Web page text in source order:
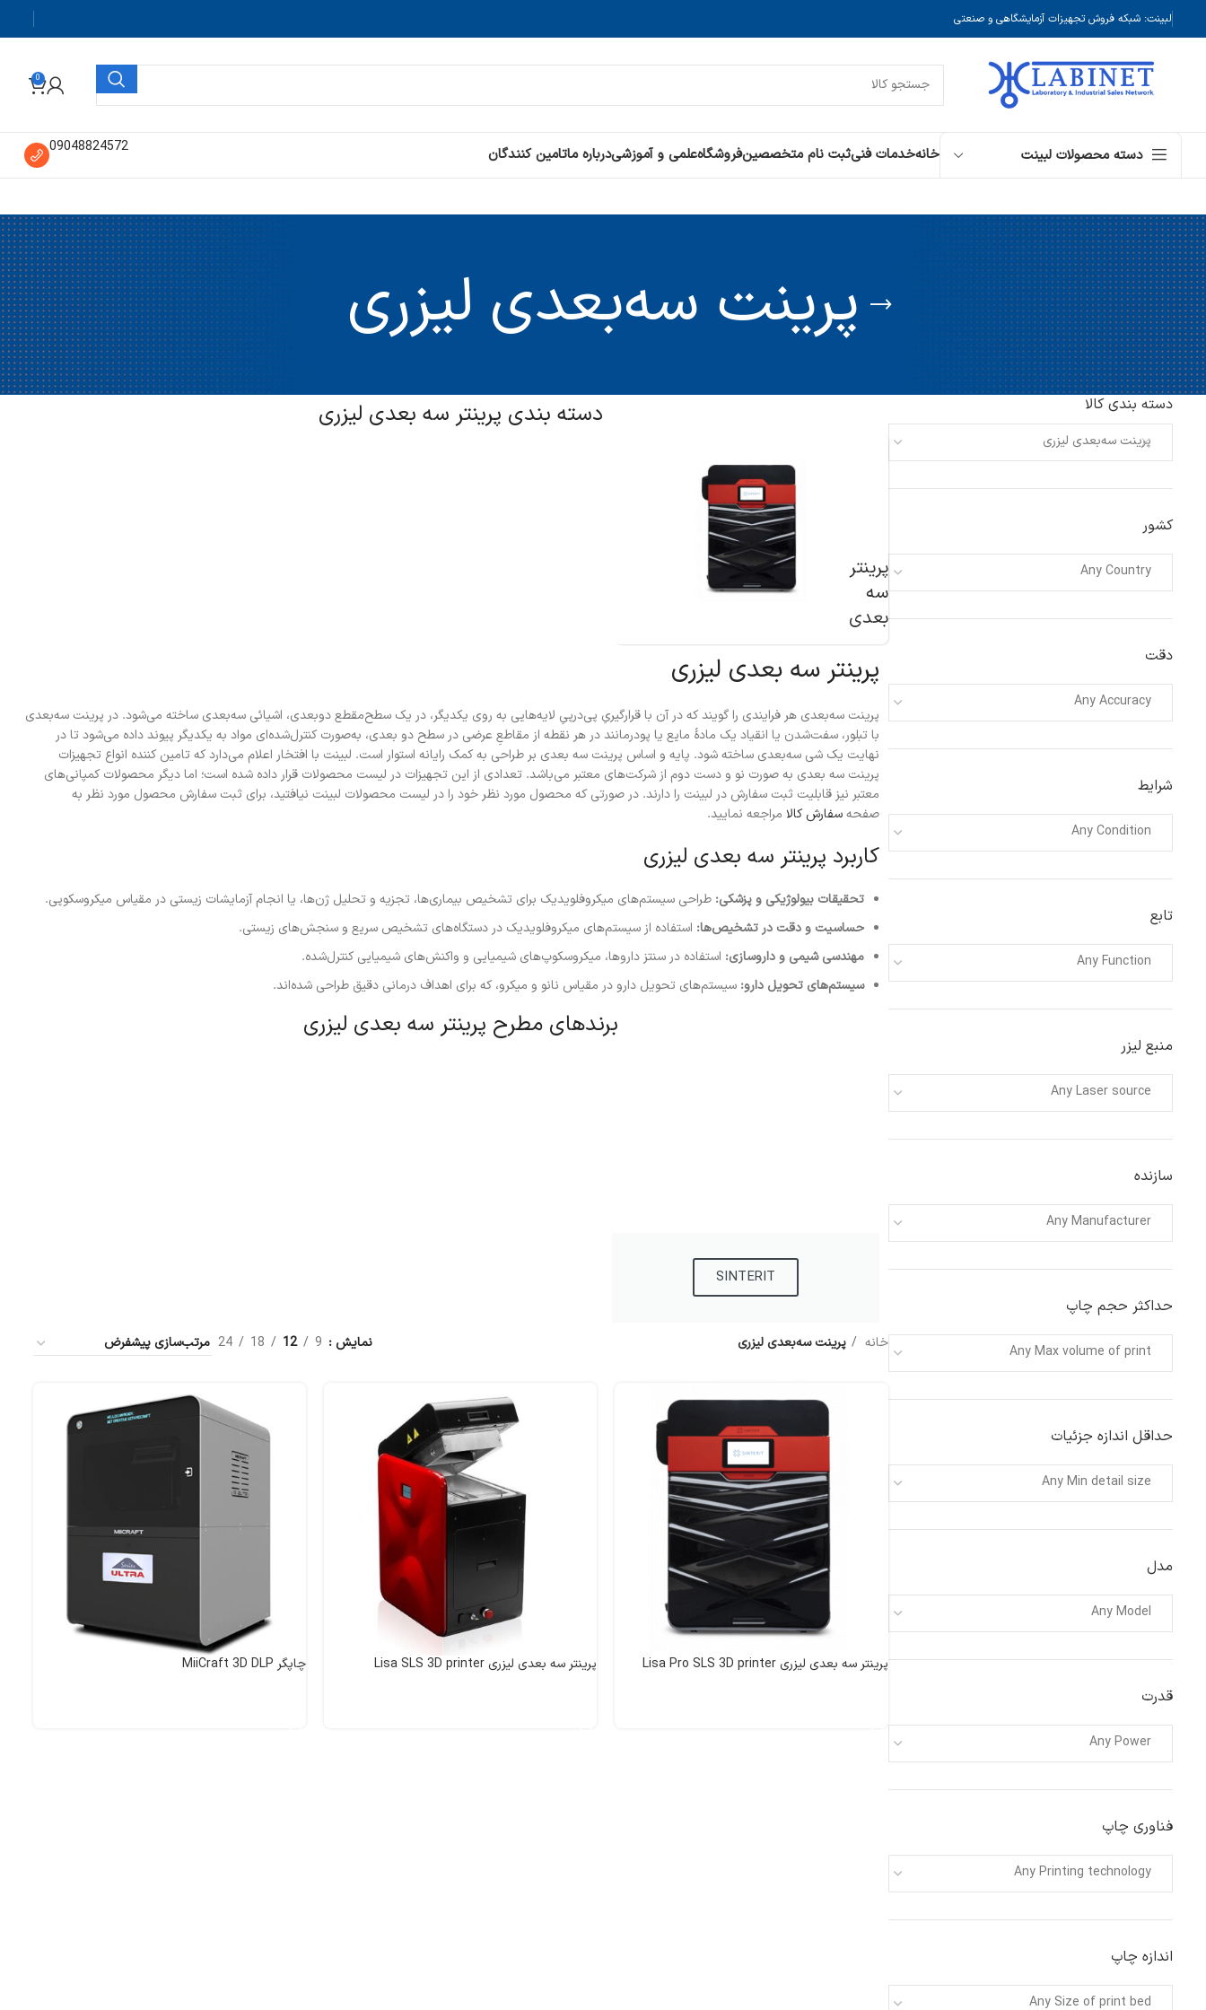
لبینت: شبکه فروش تجهیزات آزمایشگاهی و صنعتی
0
دسته محصولات لبینت خانهخدمات فنیثبت نام متخصصینفروشگاهعلمی و آموزشیدرباره ماتامین کنندگان 09048824572
پرینت سه‌بعدی لیزری
دسته بندی کالا
پرینت سه‌بعدی لیزری
کشور
Any Country
دقت
Any Accuracy
شرایط
Any Condition
تابع
Any Function
منبع لیزر
Any Laser source
سازنده
Any Manufacturer
حداکثر حجم چاپ
Any Max volume of print
حداقل اندازه جزئیات
Any Min detail size
مدل
Any Model
قدرت
Any Power
فناوری چاپ
Any Printing technology
اندازه چاپ
Any Size of print bed
دسته بندی پرینتر سه بعدی لیزری
پرینتر
سه
بعدی
پرینتر سه بعدی لیزری
پرینت سه‌بعدی هر فرایندی را گویند که در آن با قرارگیریِ پی‌درپیِ لایه‌هایی به روی یکدیگر، در یک سطح‌مقطع دوبعدی، اشیائی سه‌بعدی ساخته می‌شود. در پرینت سه‌بعدی
با تبلور، سفت‌شدن یا انقیاد یک مادهٔ مایع یا پودرمانند در هر نقطه از مقاطعِ عرضی در سطح دو بعدی، به‌صورت کنترل‌شده‌ای مواد به یکدیگر پیوند داده می‌شود تا در
نهایت یک شی سه‌بعدی ساخته شود. پایه و اساس پرینت سه بعدی بر طراحی به کمک رایانه استوار است. لبینت با افتخار اعلام می‌دارد که تامین کننده انواع تجهیزات
پرینت سه بعدی به صورت نو و دست دوم از شرکت‌های معتبر می‌باشد. تعدادی از این تجهیزات در لیست محصولات قرار داده شده است؛ اما دیگر محصولات کمپانی‌های
معتبر نیز قابلیت ثبت سفارش در لبینت را دارند. در صورتی که محصول مورد نظر خود را در لیست محصولات لبینت نیافتید، برای ثبت سفارش محصول مورد نظر به
صفحهسفارش کالا مراجعه نمایید.
کاربرد پرینتر سه بعدی لیزری
تحقیقات بیولوژیکی و پزشکی: طراحی سیستم‌های میکروفلویدیک برای تشخیص بیماری‌ها، تجزیه و تحلیل ژن‌ها، یا انجام آزمایشات زیستی در مقیاس میکروسکوپی.
حساسیت و دقت در تشخیص‌ها: استفاده از سیستم‌های میکروفلویدیک در دستگاه‌های تشخیص سریع و سنجش‌های زیستی.
مهندسی شیمی و داروسازی: استفاده در سنتز داروها، میکروسکوپ‌های شیمیایی و واکنش‌های شیمیایی کنترل‌شده.
سیستم‌های تحویل دارو: سیستم‌های تحویل دارو در مقیاس نانو و میکرو، که برای اهداف درمانی دقیق طراحی شده‌اند.
برندهای مطرح پرینتر سه بعدی لیزری
SINTERIT
خانه پرینت سه‌بعدی لیزری نمایش 9
12
18
24
پرینتر سه بعدی لیزری Lisa Pro SLS 3D printer پرینتر سه بعدی لیزری Lisa SLS 3D printer چاپگر MiiCraft 3D DLP